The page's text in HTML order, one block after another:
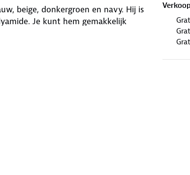
beige, donkergroen en navy. Hij is
Je kunt hem gemakkelijk
zitten. Laat de zomer maar